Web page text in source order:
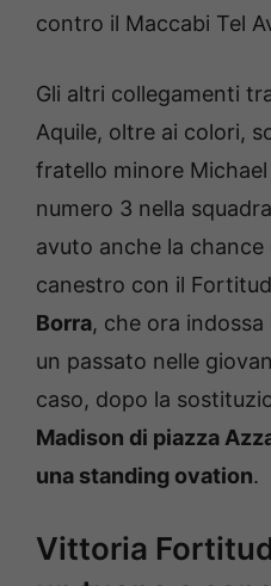
contro il Maccabi Tel
Gli altri collegamenti
Aquile, oltre ai colori,
fratello minore
numero 3 nella
avuto anche la
canestro con il
Borra, che ora
un passato nelle
caso, dopo la
Madison di piazza
una standing ovation.
Vittoria